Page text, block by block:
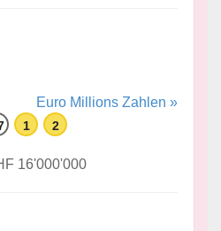
Euro Millions Zahlen »
1 2
16'000'000